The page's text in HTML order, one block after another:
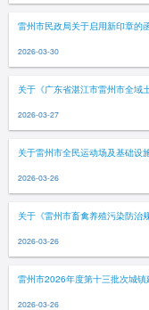
雷州市民政局关于启用新印章的
2026-03-30
关于《广东省湛江市雷州市全域
2026-03-27
关于雷州市全民运动场及基础设
2026-03-26
关于《雷州市畜禽养殖污染防
2026-03-26
雷州市2026年度第十三批次城
2026-03-26